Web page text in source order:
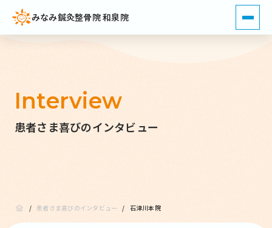
みなみ鍼灸整骨院 和泉院
Interview
患者さま喜びのインタビュー
/ 患者さま喜びのインタビュー / 石津川本院